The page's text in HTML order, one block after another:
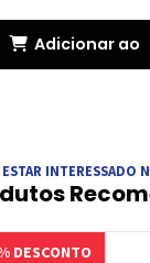
Adicionar ao
INTERESSADO
DESCONTO